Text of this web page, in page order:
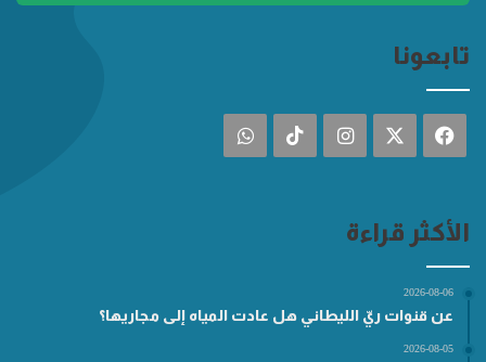
تابعونا
فيسبوك انستقرام ‫TikTokواتساب
الأكثر قراءة
2026-08-06
عن قنوات ريّ الليطاني هل عادت المياه إلى مجاريها؟
2026-08-05